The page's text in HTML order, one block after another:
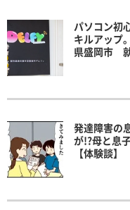
パソコン初
キルアップ
県盛岡市
発達障害の
が!?母と息
【体験談】